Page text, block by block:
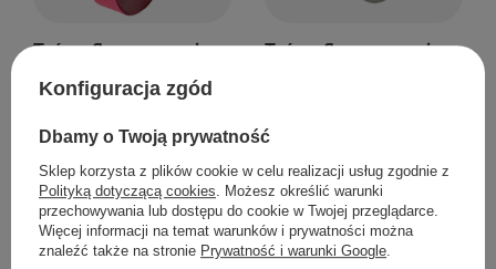
Taśma fluorescencyjna
Taśma fluorescencyjna
Konfiguracja zgód
Dbamy o Twoją prywatność
Sklep korzysta z plików cookie w celu realizacji usług zgodnie z
Polityką dotyczącą cookies. Możesz określić warunki
przechowywania lub dostępu do cookie w Twojej przeglądarce.
Więcej informacji na temat warunków i prywatności można
znaleźć także na stronie Prywatność i warunki Google.